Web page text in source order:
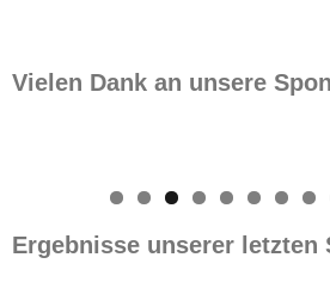
Vielen Dank an unsere
Ergebnisse unserer letzten